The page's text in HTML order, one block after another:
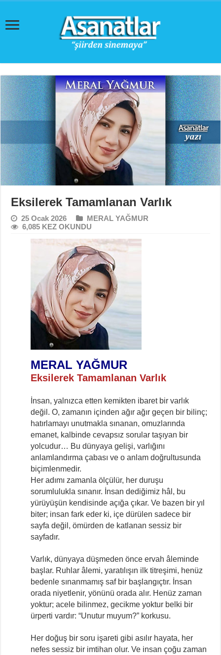
Eksilerek Tamamlanan Varlık
25 Ocak 2026
MERAL YAĞMUR
6,085 KEZ OKUNDU
MERAL YAĞMUR
Eksilerek Tamamlanan Varlık
İnsan, yalnızca etten kemikten ibaret bir varlık
değil. O, zamanın içinden ağır ağır geçen bir bilinç;
hatırlamayı unutmakla sınanan, omuzlarında
emanet, kalbinde cevapsız sorular taşıyan bir
yolcudur… Bu dünyaya gelişi, varlığını
anlamlandırma çabası ve o anlam doğrultusunda
biçimlenmedir.
Her adımı zamanla ölçülür, her duruşu
sorumlulukla sınanır. İnsan dediğimiz hâl, bu
yürüyüşün kendisinde açığa çıkar. Ve bazen bir yıl
biter; insan fark eder ki, içe dürülen sadece bir
sayfa değil, ömürden de katlanan sessiz bir
sayfadır.
Varlık, dünyaya düşmeden önce ervah âleminde
başlar. Ruhlar âlemi, yaratılışın ilk titreşimi, henüz
bedenle sınanmamış saf bir başlangıçtır. İnsan
orada niyetlenir, yönünü orada alır. Henüz zaman
yoktur; acele bilinmez, gecikme yoktur belki bir
ürperti vardır: “Unutur muyum?” korkusu.
Her doğuş bir soru işareti gibi asılır hayata, her
nefes sessiz bir imtihan olur. Ve insan çoğu zaman